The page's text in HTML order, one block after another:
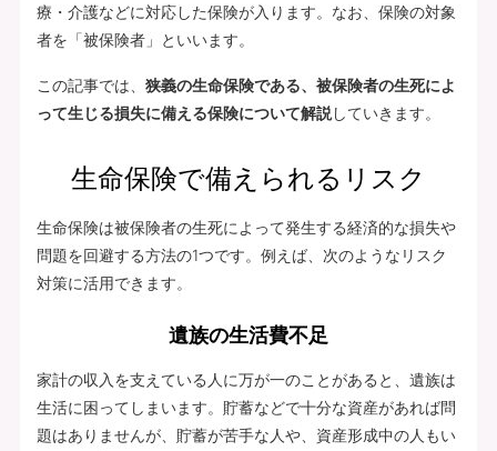
療・介護などに対応した保険が入ります。なお、保険の対象
者を「被保険者」といいます。
この記事では、 狭義の生命保険である、被保険者の生死によ
って生じる損失に備える保険について解説していきます。
生命保険で備えられるリスク
生命保険は被保険者の生死によって発生する経済的な損失や
問題を回避する方法の1つです。例えば、次のようなリスク
対策に活用できます。
遺族の生活費不足
家計の収入を支えている人に万が一のことがあると、遺族は
生活に困ってしまいます。貯蓄などで十分な資産があれば問
題はありませんが、貯蓄が苦手な人や、資産形成中の人もい